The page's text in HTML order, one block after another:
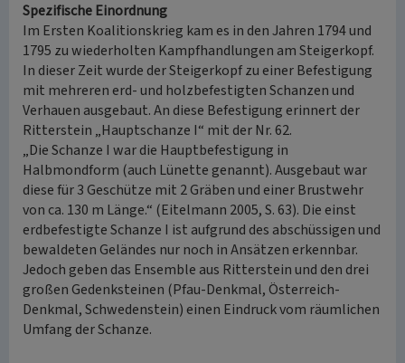
Spezifische Einordnung
Im Ersten Koalitionskrieg kam es in den Jahren 1794 und
1795 zu wiederholten Kampfhandlungen am Steigerkopf.
In dieser Zeit wurde der Steigerkopf zu einer Befestigung
mit mehreren erd- und holzbefestigten Schanzen und
Verhauen ausgebaut. An diese Befestigung erinnert der
Ritterstein „Hauptschanze I“ mit der Nr. 62.
„Die Schanze I war die Hauptbefestigung in
Halbmondform (auch Lünette genannt). Ausgebaut war
diese für 3 Geschütze mit 2 Gräben und einer Brustwehr
von ca. 130 m Länge.“ (Eitelmann 2005, S. 63). Die einst
erdbefestigte Schanze I ist aufgrund des abschüssigen und
bewaldeten Geländes nur noch in Ansätzen erkennbar.
Jedoch geben das Ensemble aus Ritterstein und den drei
großen Gedenksteinen (Pfau-Denkmal, Österreich-
Denkmal, Schwedenstein) einen Eindruck vom räumlichen
Umfang der Schanze.